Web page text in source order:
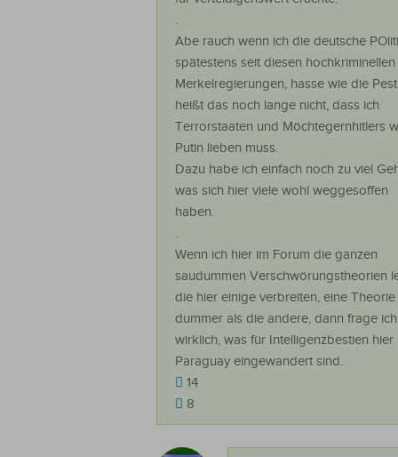
.
Abe rauch wenn ich die deutsche
spätestens seit diesen hochkriminellen
Merkelregierungen, hasse wie die
heißt das noch lange nicht, dass ich
Terrorstaaten und Möchtegernhitlers
Putin lieben muss.
Dazu habe ich einfach noch zu viel
was sich hier viele wohl weggesoffen
haben.
.
Wenn ich hier im Forum die ganzen
saudummen Verschwörungstheorien
die hier einige verbreiten, eine Theorie
dummer als die andere, dann frage
wirklich, was für Intelligenzbestien hier
Paraguay eingewandert sind.
14
8